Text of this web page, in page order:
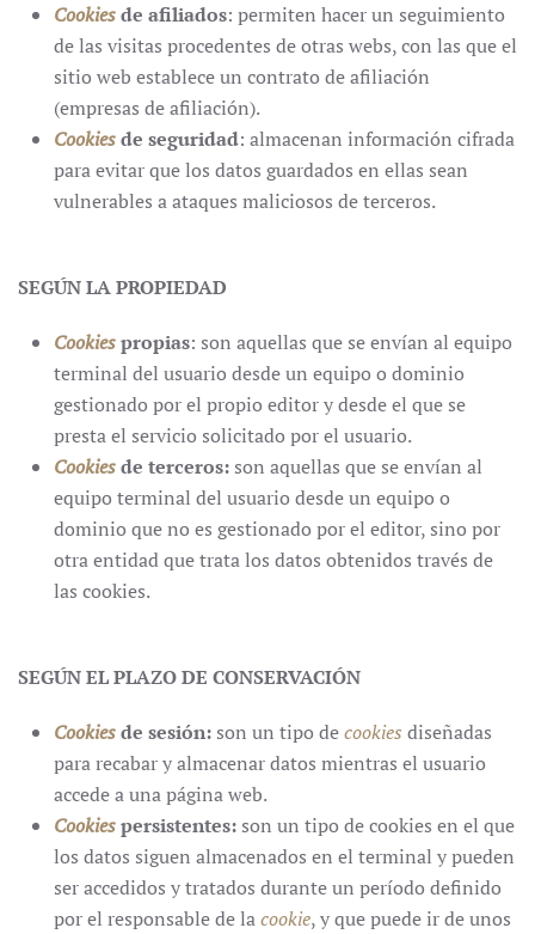
Cookiesde afiliados: permiten hacer un seguimiento
de las visitas procedentes de otras webs, con las que el
sitio web establece un contrato de afiliación
(empresas de afiliación).
Cookiesde seguridad: almacenan información cifrada
para evitar que los datos guardados en ellas sean
vulnerables a ataques maliciosos de terceros.
SEGÚN LA PROPIEDAD
Cookiespropias: son aquellas que se envían al equipo
terminal del usuario desde un equipo o dominio
gestionado por el propio editor y desde el que se
presta el servicio solicitado por el usuario.
Cookiesde terceros: son aquellas que se envían al
equipo terminal del usuario desde un equipo o
dominio que no es gestionado por el editor, sino por
otra entidad que trata los datos obtenidos través de
las cookies.
SEGÚN EL PLAZO DE CONSERVACIÓN
Cookiesde sesión: son un tipo decookies diseñadas
para recabar y almacenar datos mientras el usuario
accede a una página web.
Cookiespersistentes: son un tipo de cookies en el que
los datos siguen almacenados en el terminal y pueden
ser accedidos y tratados durante un período definido
por el responsable de lacookie, y que puede ir de unos